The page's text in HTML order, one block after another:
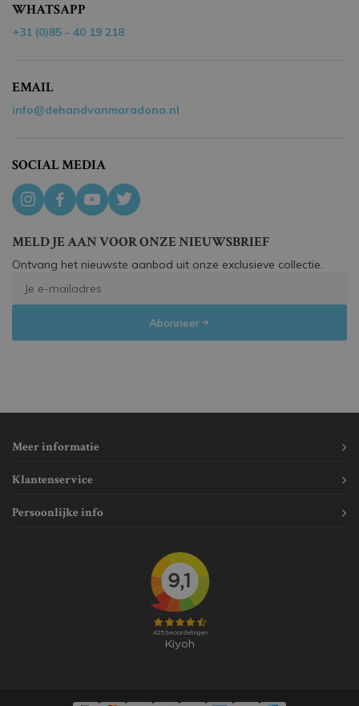
WHATSAPP
+31 (0)85 - 40 19 218
EMAIL
info@dehandvanmaradona.nl
SOCIAL MEDIA
MELD JE AAN VOOR ONZE NIEUWSBRIEF
Ontvang het nieuwste aanbod uit onze exclusieve collectie.
Abonneer
Meer informatie
Klantenservice
Persoonlijke info